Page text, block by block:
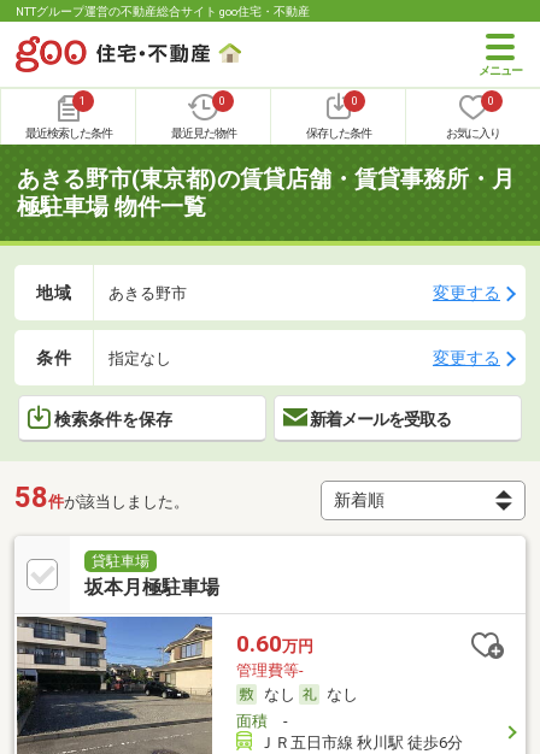
NTTグループ運営の不動産総合サイト goo住宅・不動産
1
最近検索した条件
0
最近見た物件
0
保存した条件
0
お気に入り
あきる野市(東京都)の賃貸店舗・賃貸事務所・月
極駐車場 物件一覧
地域 あきる野市 変更する
条件 指定なし 変更する
検索条件を保存 新着メールを受取る
58件が該当しました。
貸駐車場
坂本月極駐車場
0.60万円
管理費等-
なし
なし
面積-
ＪＲ五日市線 秋川駅 徒歩6分